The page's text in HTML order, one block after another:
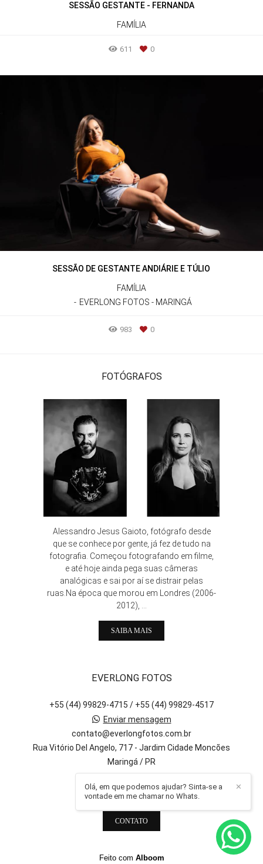
SESSÃO GESTANTE - FERNANDA
FAMÍLIA
611 0
SESSÃO DE GESTANTE ANDIÁRIE E TÚLIO
FAMÍLIA
EVERLONG FOTOS - MARINGÁ
983 0
FOTÓGRAFOS
Alessandro Jesus Gaioto, fotógrafo desde
que se conhece por gente, já fez de tudo na
fotografia. Começou fotografando em filme,
e até hoje ainda pega suas câmeras
analógicas e sai por aí se distrair pelas
ruas.Na época que morou em Londres (2006-
2012), ...
SAIBA MAIS
EVERLONG FOTOS
+55 (44) 99829-4715 / +55 (44) 99829-4517
Enviar mensagem
contato@everlongfotos.com.br
Rua Vitório Del Angelo, 717 - Jardim Cidade Moncões
Maringá / PR
CONTATO
✕
Olá, em que podemos ajudar? Sinta-se a
vontade em me chamar no Whats.
Feito com Alboom